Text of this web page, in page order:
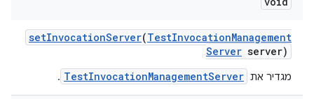
setInvocationServer(TestInvocationManagement
Server server)
מגדיר את TestInvocationManagementServer
.